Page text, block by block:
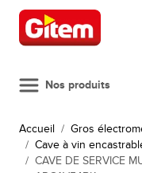
Allez au contenu
Nos produits
Accueil / Gros
/ Cave à vin
/ CAVE DE SERVICE